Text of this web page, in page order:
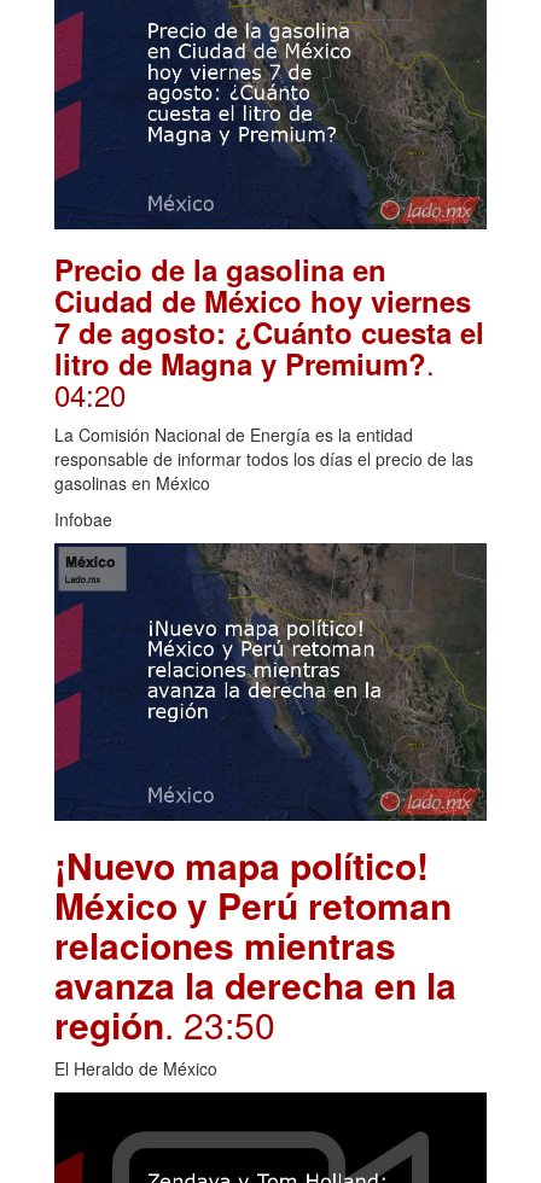
Precio de la gasolina en
Ciudad de México hoy viernes
7 de agosto: ¿Cuánto cuesta el
litro de Magna y Premium?.
04:20
La Comisión Nacional de Energía es la entidad
responsable de informar todos los días el precio de las
gasolinas en México
Infobae
¡Nuevo mapa político!
México y Perú retoman
relaciones mientras
avanza la derecha en la
región. 23:50
El Heraldo de México